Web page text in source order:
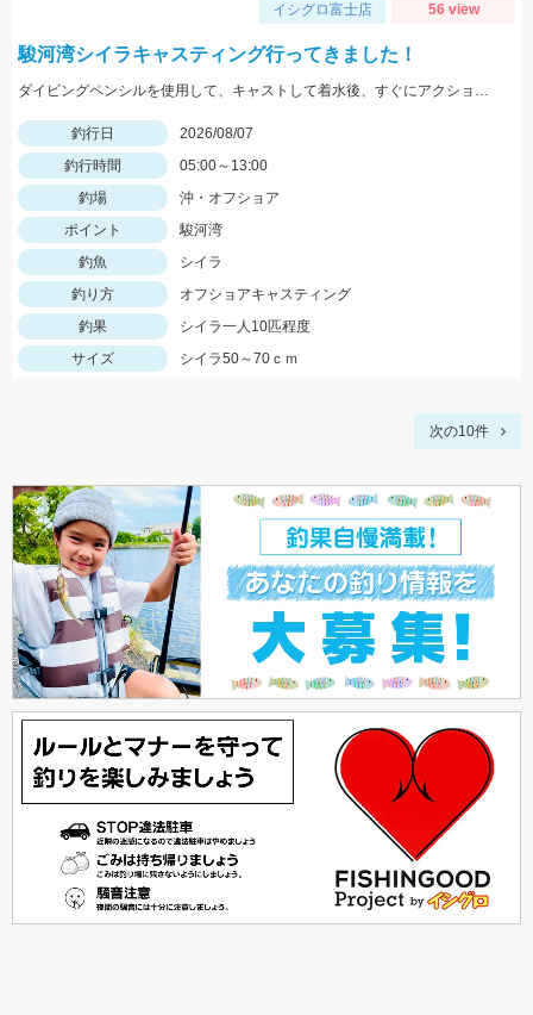
イシグロ富士店 56 view
駿河湾シイラキャスティング行ってきました！
ダイビングペンシルを使用して、キャストして着水後、すぐにアクションを始めると見切られ難く、ヒット率が上がります。
釣行日
2026/08/07
釣行時間
05:00～13:00
釣場
沖・オフショア
ポイント
駿河湾
釣魚
シイラ
釣り方
オフショアキャスティング
釣果
シイラ一人10匹程度
サイズ
シイラ50～70ｃｍ
次の10件